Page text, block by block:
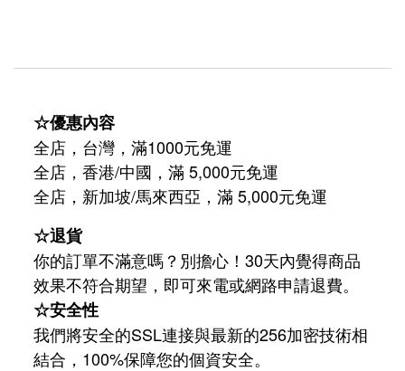
☆優惠內容
全店，台灣，滿1000元免運
全店，香港/中國，滿 5,000元免運
全店，新加坡/馬來西亞，滿 5,000元免運
☆退貨
你的訂單不滿意嗎？別擔心！30天內覺得商品
效果不符合期望，即可來電或網路申請退費。
☆安全性
我們將安全的SSL連接與最新的256加密技術相
結合，100%保障您的個資安全。